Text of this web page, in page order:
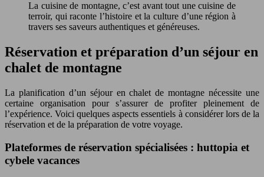
La cuisine de montagne, c’est avant tout une cuisine de
terroir, qui raconte l’histoire et la culture d’une région à
travers ses saveurs authentiques et généreuses.
Réservation et préparation d’un séjour en
chalet de montagne
La planification d’un séjour en chalet de montagne nécessite une
certaine organisation pour s’assurer de profiter pleinement de
l’expérience. Voici quelques aspects essentiels à considérer lors de la
réservation et de la préparation de votre voyage.
Plateformes de réservation spécialisées : huttopia et
cybele vacances